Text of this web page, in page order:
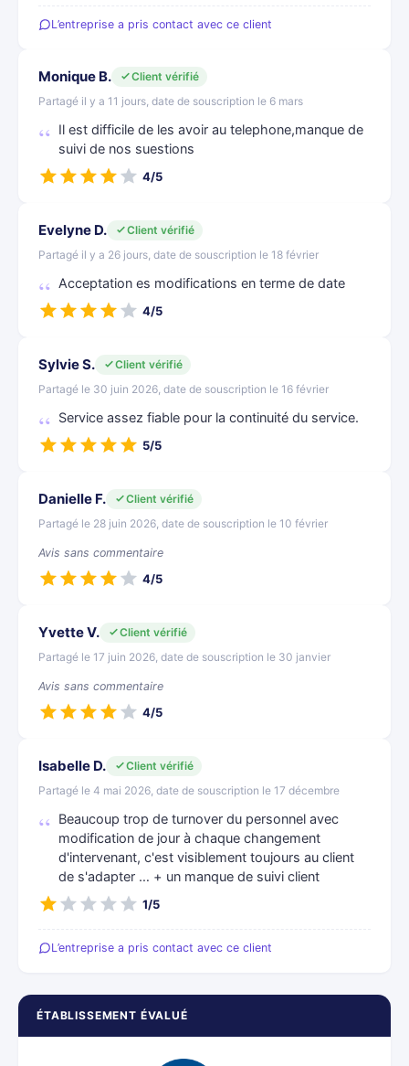
ÉTABLISSEMENT ÉVALUÉ
L’entreprise a pris contact avec ce client
Monique B.
Client vérifié
Partagé il y a 11 jours, date de souscription le 6 mars
Il est difficile de les avoir au telephone,manque de
suivi de nos suestions
4/5
Evelyne D.
Client vérifié
Partagé il y a 26 jours, date de souscription le 18 février
Acceptation es modifications en terme de date
4/5
Sylvie S.
Client vérifié
Partagé le 30 juin 2026, date de souscription le 16 février
Service assez fiable pour la continuité du service.
5/5
Danielle F.
Client vérifié
Partagé le 28 juin 2026, date de souscription le 10 février
Avis sans commentaire
4/5
Yvette V.
Client vérifié
Partagé le 17 juin 2026, date de souscription le 30 janvier
Avis sans commentaire
4/5
Isabelle D.
Client vérifié
Partagé le 4 mai 2026, date de souscription le 17 décembre
Beaucoup trop de turnover du personnel avec
modification de jour à chaque changement
d'intervenant, c'est visiblement toujours au client
de s'adapter … + un manque de suivi client
1/5
L’entreprise a pris contact avec ce client